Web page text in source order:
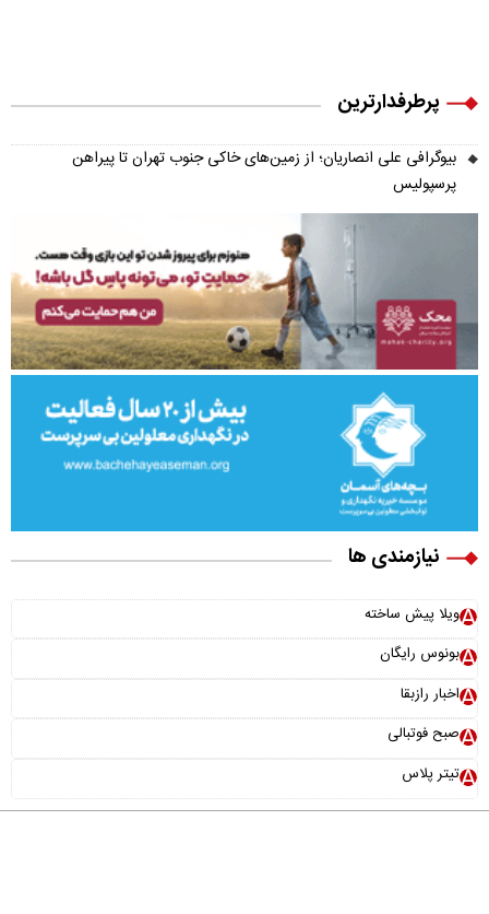
پرطرفدارترین
بیوگرافی علی انصاریان؛ از زمین‌های خاکی جنوب تهران تا پیراهن
پرسپولیس
نیازمندی ها
ویلا پیش ساخته
بونوس رایگان
اخبار رازبقا
صبح فوتبالی
تیتر پلاس